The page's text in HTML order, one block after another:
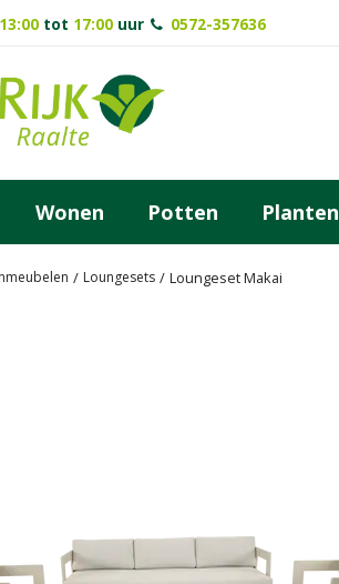
Loungesets Loungeset Makai
13:00 tot 17:00 uur 0572-357636
Wonen Potten Planten